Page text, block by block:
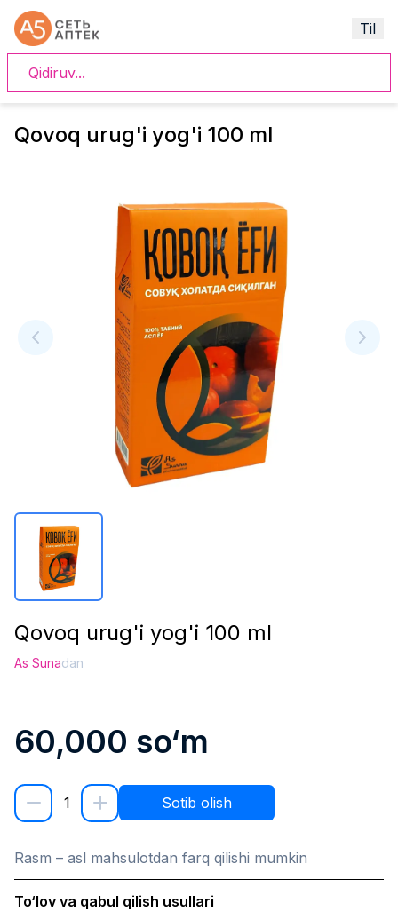
Til
Qovoq urug'i yog'i 100 ml
Qovoq urug'i yog'i 100 ml
As Sunadan
60,000 so‘m
1 Sotib olish
Rasm – asl mahsulotdan farq qilishi mumkin
To‘lov va qabul qilish usullari